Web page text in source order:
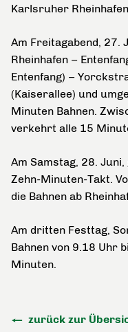
Karlsruher
Am Freitagabend, 27.
Rheinhafen –
Entenfang) –
(Kaiserallee) und
Minuten Bahnen.
verkehrt alle 15
Am Samstag, 28.
Zehn-Minuten-Takt.
die Bahnen ab
Am dritten Festtag,
Bahnen von 9.18 Uhr
Minuten.
zurück zur